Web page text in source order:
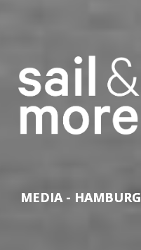
MEDIA - HAMBURG